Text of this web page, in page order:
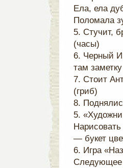
Ела, ела
Поломала
5. Стучит,
(часы)
6. Черный
там
7. Стоит
(гриб)
8.
5.
— букет
6. Игра
Следующее